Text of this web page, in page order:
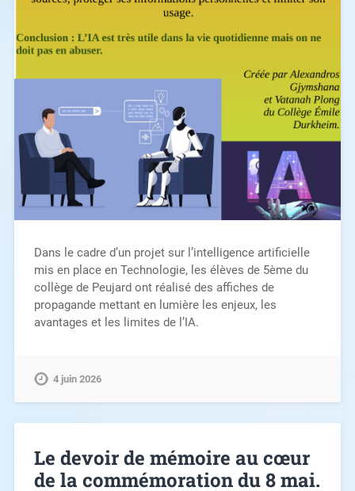
Dans le cadre d’un projet sur l’intelligence artificielle
mis en place en Technologie, les élèves de 5ème du
collège de Peujard ont réalisé des affiches de
propagande mettant en lumière les enjeux, les
avantages et les limites de l’IA.
4 juin 2026
Le devoir de mémoire au cœur
de la commémoration du 8 mai.